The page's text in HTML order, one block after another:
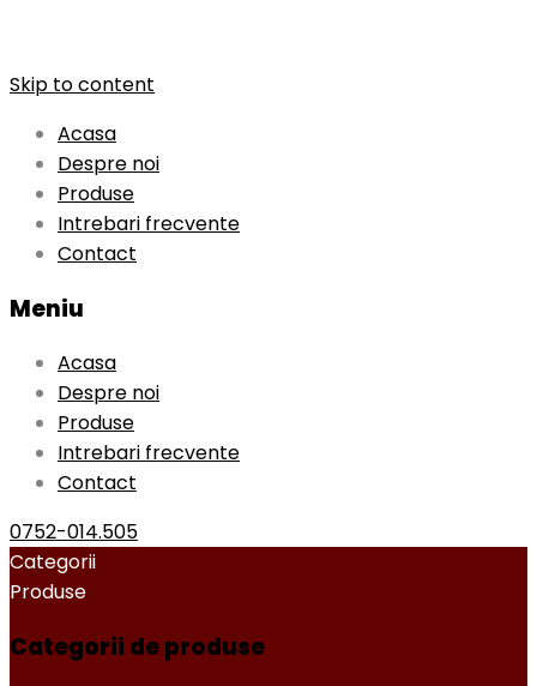
Skip to content
Acasa
Despre noi
Produse
Intrebari frecvente
Contact
Meniu
Acasa
Despre noi
Produse
Intrebari frecvente
Contact
0752-014.505
Categorii
Produse
Categorii de produse